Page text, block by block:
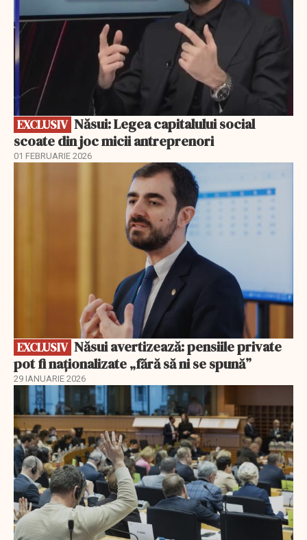
EXCLUSIV
scoate din joc micii antreprenori
01 FEBRUARIE 2026
EXCLUSIV
pot fi naționalizate „fără să ni se spună”
29 IANUARIE 2026